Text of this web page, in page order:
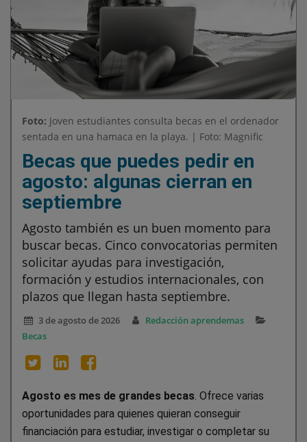
Foto: Joven estudiantes consulta becas en el ordenador
sentada en una hamaca en la playa. | Foto: Magnific
Becas que puedes pedir en
agosto: algunas cierran en
septiembre
Agosto también es un buen momento para
buscar becas. Cinco convocatorias permiten
solicitar ayudas para investigación,
formación y estudios internacionales, con
plazos que llegan hasta septiembre.
3 de agosto de 2026
Redacción aprendemas
Becas
Agosto es mes de grandes becas. Ofrece varias
oportunidades para quienes quieran conseguir
financiación para estudiar, investigar o completar su